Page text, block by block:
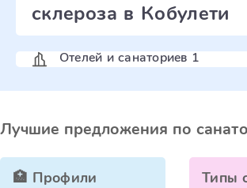
склероза в Кобулети
Отелей и санаториев 1
Лучшие предложения по
🏥 Профили
Типы